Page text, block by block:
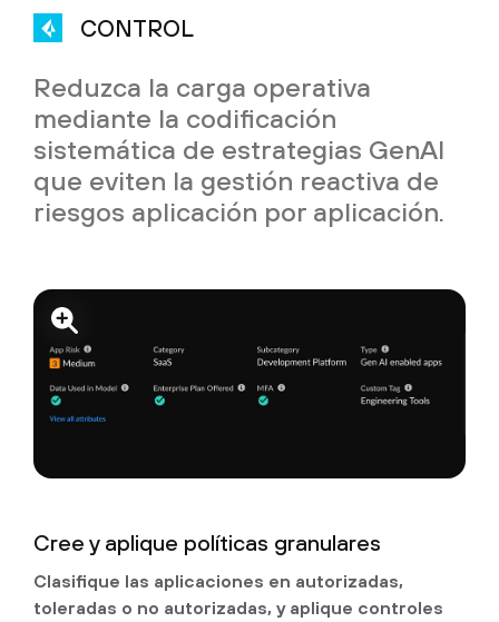
CONTROL
Reduzca la carga operativa
mediante la codificación
sistemática de estrategias GenAI
que eviten la gestión reactiva de
riesgos aplicación por aplicación.
Cree y aplique políticas granulares
Clasifique las aplicaciones en autorizadas,
toleradas o no autorizadas, y aplique controles